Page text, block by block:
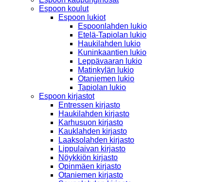
Espoon koulut
Espoon lukiot
Espoonlahden lukio
Etelä-Tapiolan lukio
Haukilahden lukio
Kuninkaantien lukio
Leppävaaran lukio
Matinkylän lukio
Otaniemen lukio
Tapiolan lukio
Espoon kirjastot
Entressen kirjasto
Haukilahden kirjasto
Karhusuon kirjasto
Kauklahden kirjasto
Laaksolahden kirjasto
Lippulaivan kirjasto
Nöykkiön kirjasto
Opinmäen kirjasto
Otaniemen kirjasto